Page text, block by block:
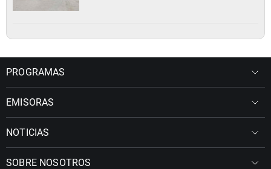
PROGRAMAS
EMISORAS
NOTICIAS
SOBRE NOSOTROS